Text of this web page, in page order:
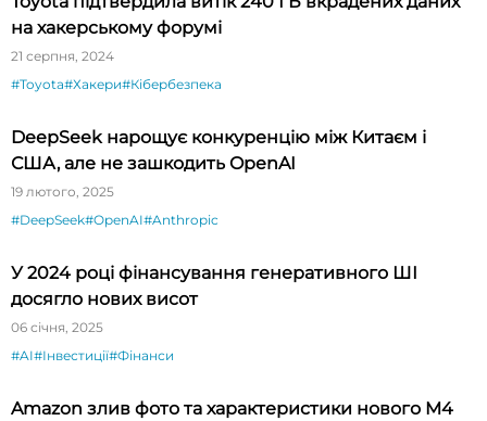
на хакерському форумі
21 серпня, 2024
#Toyota#Хакери#Кібербезпека
DeepSeek нарощує конкуренцію між Китаєм і
США, але не зашкодить OpenAI
19 лютого, 2025
#DeepSeek#OpenAI#Anthropic
У 2024 році фінансування генеративного ШІ
досягло нових висот
06 січня, 2025
#AI#Інвестиції#Фінанси
Amazon злив фото та характеристики нового M4